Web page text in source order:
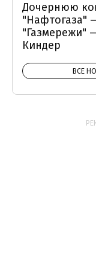
Дочернюю
"Нафтогаза"
"Газмережи"
Киндер
ВСЕ